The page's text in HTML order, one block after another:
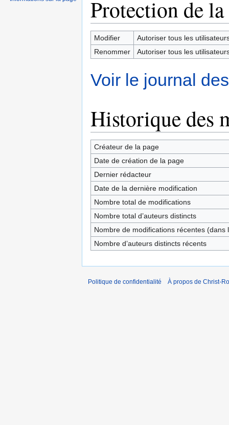
Protection de la
Modifier
Autoriser tous les
Renommer
Autoriser tous les
Voir le journal
Historique des
Créateur de la page
Date de création de la page
Dernier rédacteur
Date de la dernière modification
Nombre total de modifications
Nombre total d’auteurs distincts
Nombre de modifications récentes (dans
Nombre d’auteurs distincts récents
Politique de confidentialité À propos de Christ-